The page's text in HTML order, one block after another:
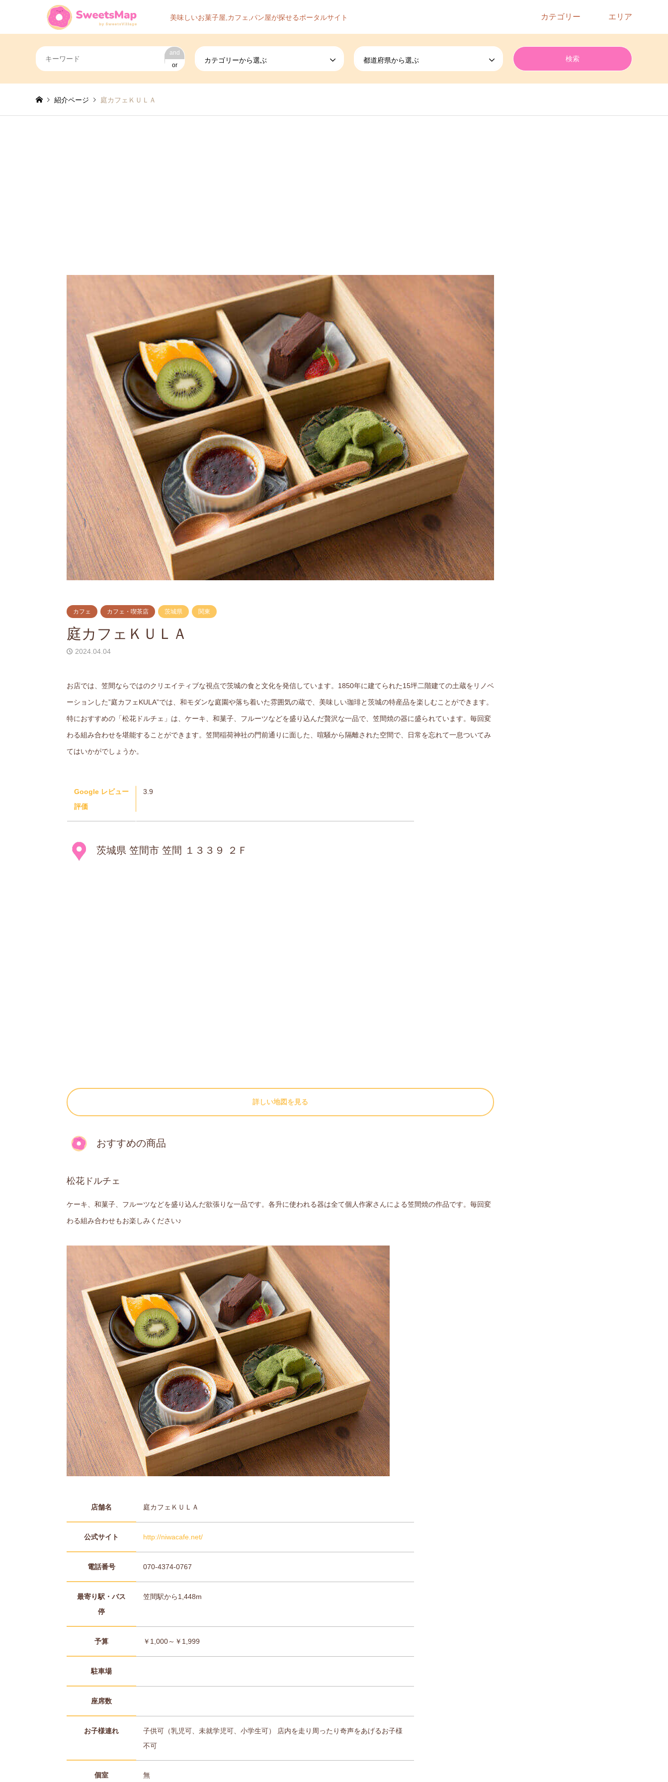
美味しいお菓子屋,カフェ,パン屋が探せるポータルサイト カテゴリー エリア
and
or
カテゴリーから選ぶ 都道府県から選ぶ
紹介ページ 庭カフェＫＵＬＡ
カフェ カフェ・喫茶店 茨城県 関東
庭カフェＫＵＬＡ
2024.04.04
お店では、笠間ならではのクリエイティブな視点で茨城の食と文化を発信しています。1850年に建てられた15坪二階建ての土蔵をリノベ
ーションした”庭カフェKULA”では、和モダンな庭園や落ち着いた雰囲気の蔵で、美味しい珈琲と茨城の特産品を楽しむことができます。
特におすすめの「松花ドルチェ」は、ケーキ、和菓子、フルーツなどを盛り込んだ贅沢な一品で、笠間焼の器に盛られています。毎回変
わる組み合わせを堪能することができます。笠間稲荷神社の門前通りに面した、喧騒から隔離された空間で、日常を忘れて一息ついてみ
てはいかがでしょうか。
Google レビュー
評価
3.9
茨城県 笠間市 笠間 １３３９ ２Ｆ
詳しい地図を見る
おすすめの商品
松花ドルチェ
ケーキ、和菓子、フルーツなどを盛り込んだ欲張りな一品です。各升に使われる器は全て個人作家さんによる笠間焼の作品です。毎回変
わる組み合わせもお楽しみください♪
店舗名 庭カフェＫＵＬＡ
公式サイト http://niwacafe.net/
電話番号 070-4374-0767
最寄り駅・バス
停
笠間駅から1,448m
予算 ￥1,000～￥1,999
駐車場
座席数
お子様連れ
子供可（乳児可、未就学児可、小学生可） 店内を走り周ったり奇声をあげるお子様
不可
個室 無